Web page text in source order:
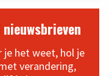
je het weet, hol je
verandering,